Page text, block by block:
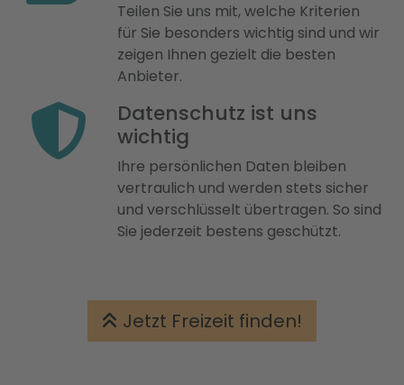
Teilen Sie uns mit, welche Kriterien
für Sie besonders wichtig sind und wir
zeigen Ihnen gezielt die besten
Anbieter.
Datenschutz ist uns
wichtig
Ihre persönlichen Daten bleiben
vertraulich und werden stets sicher
und verschlüsselt übertragen. So sind
Sie jederzeit bestens geschützt.
Jetzt Freizeit finden!